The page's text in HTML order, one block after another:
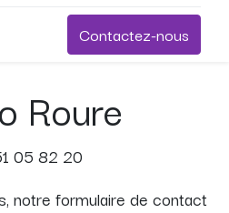
Contactez-nous
Roure
05 82 20
notre formulaire de contact